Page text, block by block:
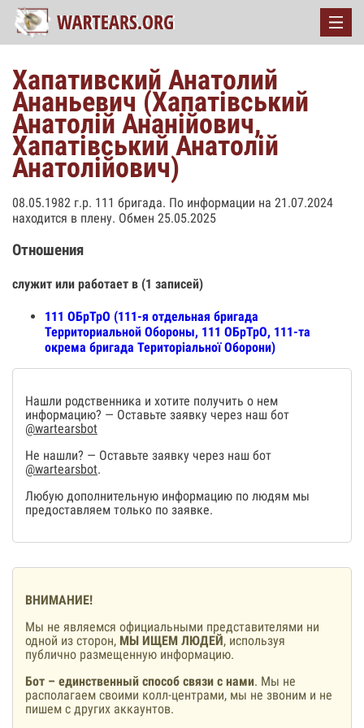
Хапативский Анатолий
Ананьевич (Хапатівський
Анатолій Ананійович,
Хапатівський Анатолій
Анатолійович)
08.05.1982 г.р. 111 бригада. По информации на 21.07.2024
находится в плену. Обмен 25.05.2025
Отношения
служит или работает в (1 записей)
111 ОБрТрО (111-я отдельная бригада
Территориальной Обороны, 111 ОБрТрО, 111-та
окрема бригада Територіальної Оборони)
Нашли родственника и хотите получить о нем
информацию? — Оставьте заявку через наш бот
@wartearsbot
Не нашли? — Оставьте заявку через наш бот
@wartearsbot.
Любую дополнительную информацию по людям мы
предоставляем только по заявке.
ВНИМАНИЕ!
Мы не являемся официальными представителями ни
одной из сторон, МЫ ИЩЕМ ЛЮДЕЙ, используя
публично размещенную информацию.
Бот – единственный способ связи с нами. Мы не
располагаем своими колл-центрами, мы не звоним и не
пишем с других аккаунтов.